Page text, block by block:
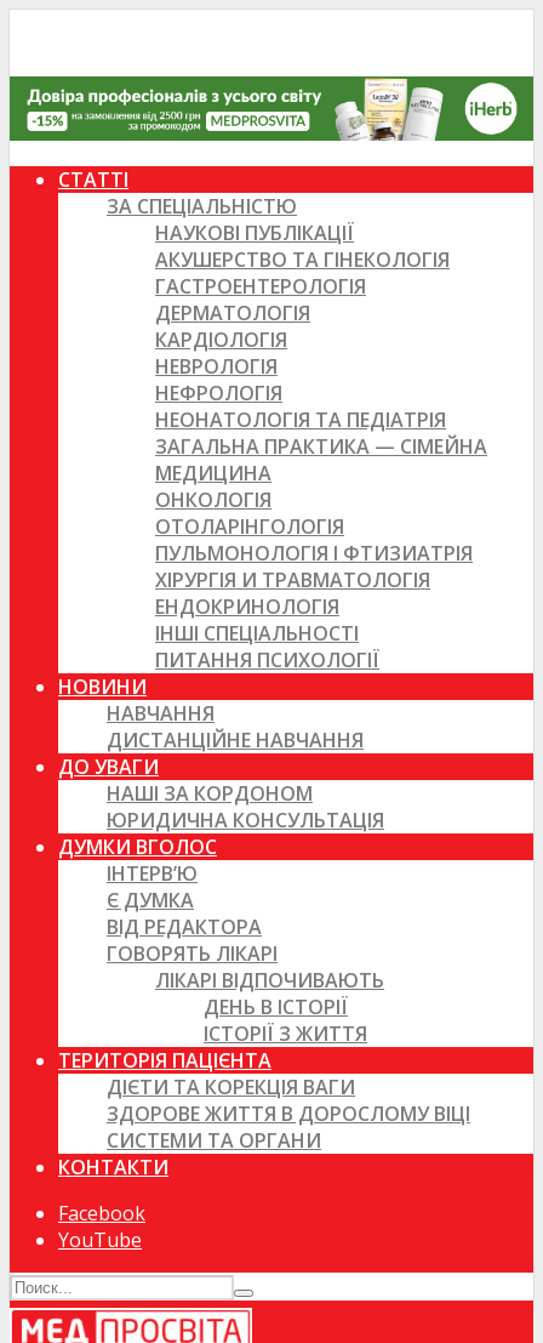
СТАТТІ
ЗА СПЕЦІАЛЬНІСТЮ
НАУКОВІ ПУБЛІКАЦІЇ
АКУШЕРСТВО ТА ГІНЕКОЛОГІЯ
ГАСТРОЕНТЕРОЛОГІЯ
ДЕРМАТОЛОГІЯ
КАРДІОЛОГІЯ
НЕВРОЛОГІЯ
НЕФРОЛОГІЯ
НЕОНАТОЛОГІЯ ТА ПЕДІАТРІЯ
ЗАГАЛЬНА ПРАКТИКА — СІМЕЙНА
МЕДИЦИНА
ОНКОЛОГІЯ
ОТОЛАРІНГОЛОГІЯ
ПУЛЬМОНОЛОГІЯ І ФТИЗИАТРІЯ
ХІРУРГІЯ И ТРАВМАТОЛОГІЯ
ЕНДОКРИНОЛОГІЯ
ІНШІ СПЕЦІАЛЬНОСТІ
ПИТАННЯ ПСИХОЛОГІЇ
НОВИНИ
НАВЧАННЯ
ДИСТАНЦІЙНЕ НАВЧАННЯ
ДО УВАГИ
НАШІ ЗА КОРДОНОМ
ЮРИДИЧНА КОНСУЛЬТАЦІЯ
ДУМКИ ВГОЛОС
ІНТЕРВ’Ю
Є ДУМКА
ВІД РЕДАКТОРА
ГОВОРЯТЬ ЛІКАРІ
ЛІКАРІ ВІДПОЧИВАЮТЬ
ДЕНЬ В ІСТОРІЇ
ІСТОРІЇ З ЖИТТЯ
ТЕРИТОРІЯ ПАЦІЄНТА
ДІЄТИ ТА КОРЕКЦІЯ ВАГИ
ЗДОРОВЕ ЖИТТЯ В ДОРОСЛОМУ ВІЦІ
СИСТЕМИ ТА ОРГАНИ
КОНТАКТИ
Facebook
YouTube